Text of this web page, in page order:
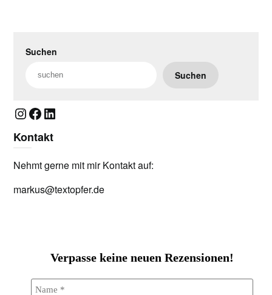
Suchen
Suchen
Instagram
Facebook
LinkedIn
Kontakt
Nehmt gerne mit mir Kontakt auf:
markus@textopfer.de
Verpasse keine neuen Rezensionen!